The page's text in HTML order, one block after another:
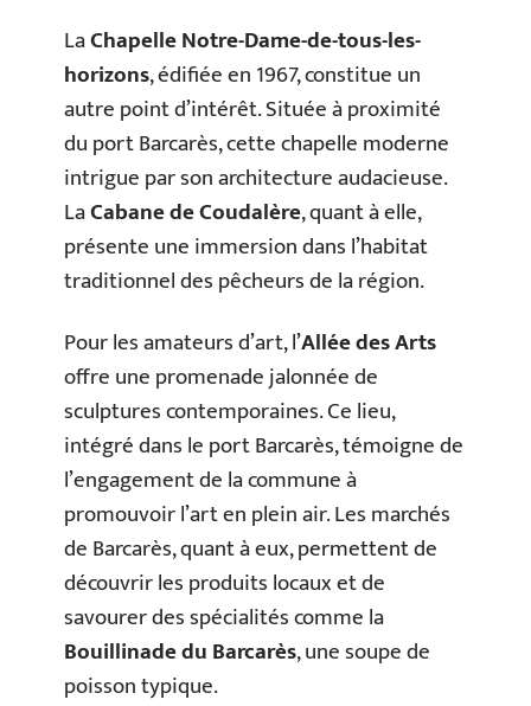
LaChapelle Notre-Dame-de-tous-les-
horizons, édifiée en 1967, constitue un
autre point d’intérêt. Située à proximité
du port Barcarès, cette chapelle moderne
intrigue par son architecture audacieuse.
LaCabane de Coudalère, quant à elle,
présente une immersion dans l’habitat
traditionnel des pêcheurs de la région.
Pour les amateurs d’art, l’Allée des Arts
offre une promenade jalonnée de
sculptures contemporaines. Ce lieu,
intégré dans le port Barcarès, témoigne de
l’engagement de la commune à
promouvoir l’art en plein air. Les marchés
de Barcarès, quant à eux, permettent de
découvrir les produits locaux et de
savourer des spécialités comme la
Bouillinade du Barcarès, une soupe de
poisson typique.